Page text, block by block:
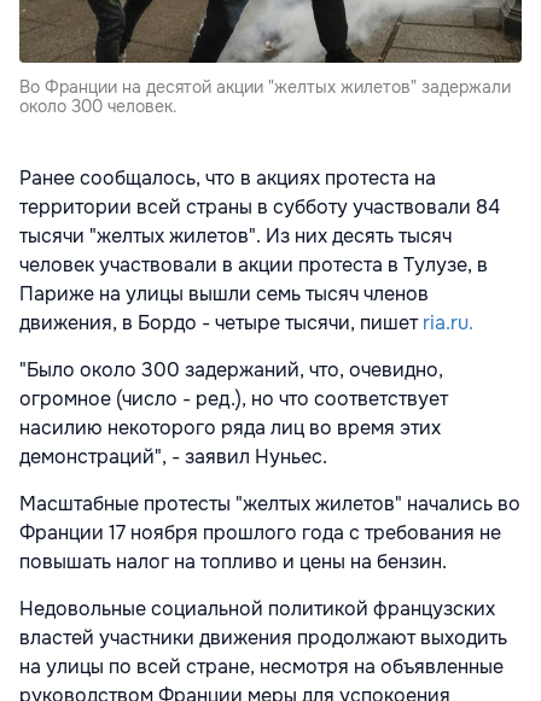
Во Франции на десятой акции "желтых жилетов" задержали
около 300 человек.
Ранее сообщалось, что в акциях протеста на
территории всей страны в субботу участвовали 84
тысячи "желтых жилетов". Из них десять тысяч
человек участвовали в акции протеста в Тулузе, в
Париже на улицы вышли семь тысяч членов
движения, в Бордо - четыре тысячи, пишетria.ru.
"Было около 300 задержаний, что, очевидно,
огромное (число - ред.), но что соответствует
насилию некоторого ряда лиц во время этих
демонстраций", - заявил Нуньес.
Масштабные протесты "желтых жилетов" начались во
Франции 17 ноября прошлого года с требования не
повышать налог на топливо и цены на бензин.
Недовольные социальной политикой французских
властей участники движения продолжают выходить
на улицы по всей стране, несмотря на объявленные
руководством Франции меры для успокоения